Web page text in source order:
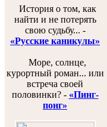
История о том, как
найти и не потерять
свою судьбу... -
«Русские каникулы»
Море, солнце,
курортный роман... или
встреча своей
половинки? - «Пинг-
понг»